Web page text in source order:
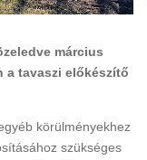
március
a tavaszi előkészítő
körülményekhez
szükséges